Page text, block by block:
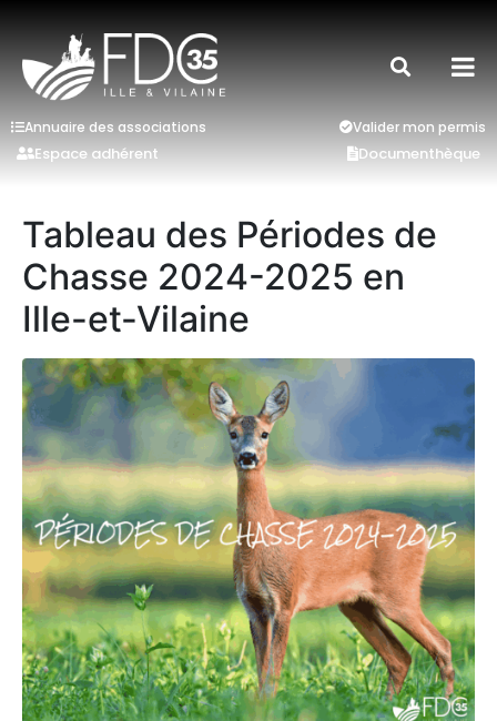
Annuaire des associations Valider mon permis
Espace adhérent Documenthèque
Tableau des Périodes de
Chasse 2024-2025 en
Ille-et-Vilaine